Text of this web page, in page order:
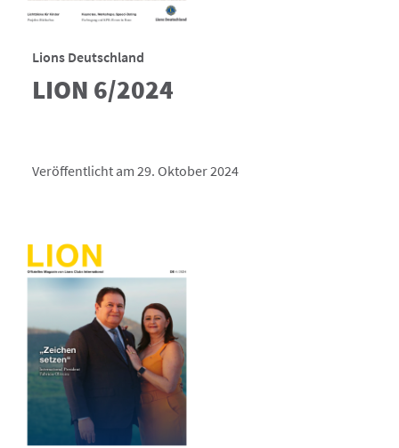
Lions Deutschland
LION 6/2024
Veröffentlicht am 29. Oktober 2024